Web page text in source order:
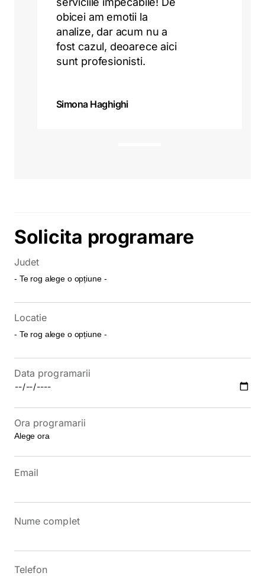
obicei am emotii la
analize, dar acum nu a
fost cazul, deoarece aici
sunt profesionisti.
Simona Haghighi
Solicita programare
Judet
Locatie
Data programarii
Ora programarii
Email
Nume complet
Telefon